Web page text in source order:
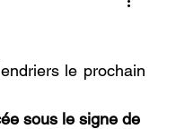
le prochain
sous le signe de